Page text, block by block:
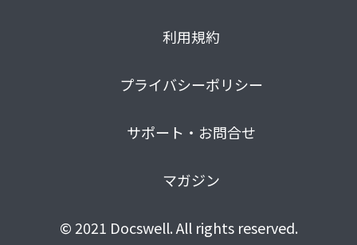
利用規約
プライバシーポリシー
サポート・お問合せ
マガジン
© 2021 Docswell. All rights reserved.